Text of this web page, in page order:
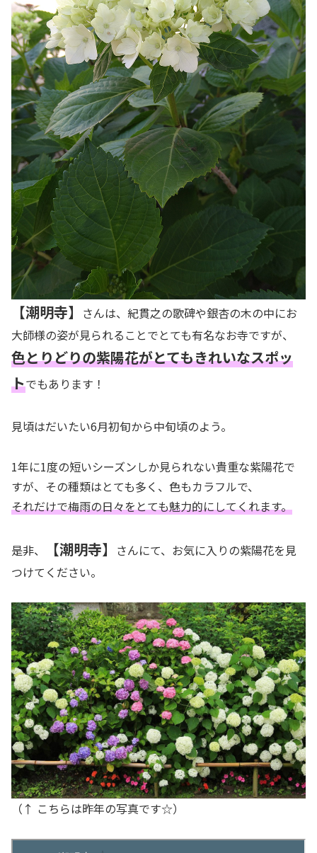
【潮明寺】
さんは、紀貫之の歌碑や銀杏の木の中にお
大師様の姿が見られることでとても有名なお寺ですが、
色とりどりの紫陽花がとてもきれいなスポッ
トでもあります！
見頃はだいたい6月初旬から中旬頃のよう。
1年に1度の短いシーズンしか見られない貴重な紫陽花で
すが、その種類はとても多く、色もカラフルで、
それだけで梅雨の日々をとても魅力的にしてくれます。
是非、 【潮明寺】
さんにて、お気に入りの紫陽花を見
つけてください。
（↑ こちらは昨年の写真です☆）